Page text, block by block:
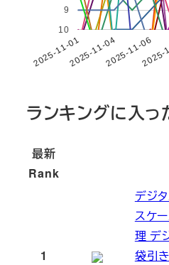
2025-11-012025-11-042025-11-06
9
10
ランキングに入っ
最新
Rank
1
デジ
スケ
理 デ
袋引